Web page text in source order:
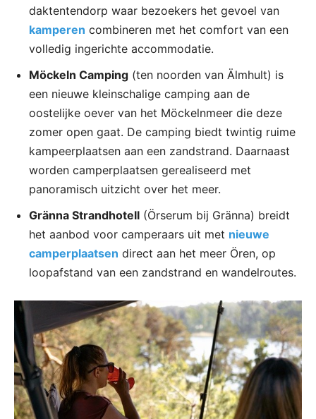
daktentendorp waar bezoekers het gevoel van
kamperen combineren met het comfort van een
volledig ingerichte accommodatie.
Möckeln Camping (ten noorden van Älmhult) is
een nieuwe kleinschalige camping aan de
oostelijke oever van het Möckelnmeer die deze
zomer open gaat. De camping biedt twintig ruime
kampeerplaatsen aan een zandstrand. Daarnaast
worden camperplaatsen gerealiseerd met
panoramisch uitzicht over het meer.
Gränna Strandhotell (Örserum bij Gränna) breidt
het aanbod voor camperaars uit met nieuwe
camperplaatsen direct aan het meer Ören, op
loopafstand van een zandstrand en wandelroutes.